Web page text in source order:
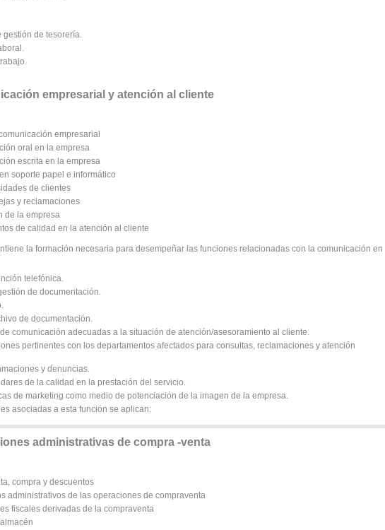
gestión de tesorería.
empresarial y atención al cliente
empresarial
oral en la empresa
escrita en la empresa
soporte papel e informático
de clientes
y reclamaciones
de la empresa
de calidad en la atención al cliente
la formación necesaria para desempeñar las funciones relacionadas con la comunicación en
telefónica.
de documentación.
de documentación.
comunicación adecuadas a la situación de atención/asesoramiento al cliente.
pertinentes con los departamentos afectados para consultas, reclamaciones y atención
y denuncias.
de la calidad en la prestación del servicio.
de marketing como medio de potenciación de la imagen de la empresa.
asociadas a esta función se aplican:
administrativas de compra -venta
compra y descuentos
administrativos de las operaciones de compraventa
fiscales derivadas de la compraventa